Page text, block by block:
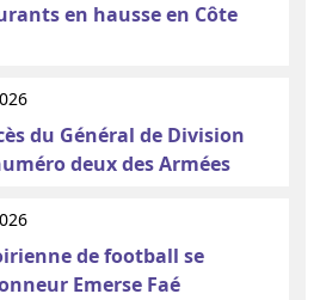
en hausse en Côte
du Général de Division
deux des Armées
de football se
Emerse Faé